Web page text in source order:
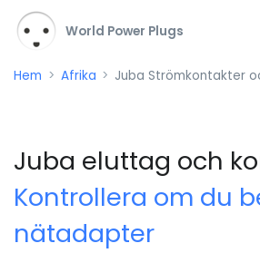
World Power Plugs
Hem Afrika Juba Strömkontakter
Juba eluttag och
Kontrollera om du
nätadapter